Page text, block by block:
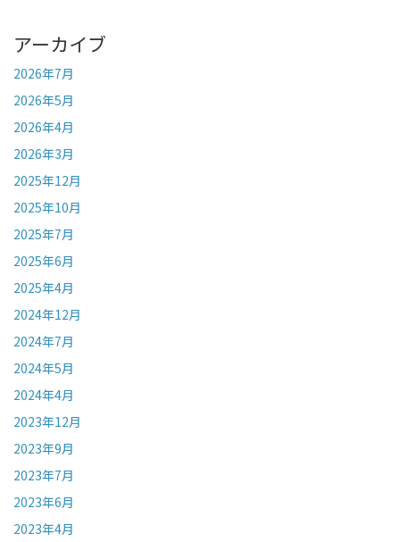
アーカイブ
2026年7月
2026年5月
2026年4月
2026年3月
2025年12月
2025年10月
2025年7月
2025年6月
2025年4月
2024年12月
2024年7月
2024年5月
2024年4月
2023年12月
2023年9月
2023年7月
2023年6月
2023年4月